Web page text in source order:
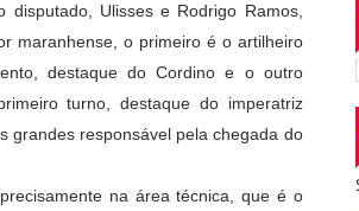
Ulisses e Rodrigo Ramos,
maranhense, o primeiro é o artilheiro
destaque do Cordino e o outro
turno, destaque do imperatriz
grandes responsável pela chegada do
na área técnica, que é o